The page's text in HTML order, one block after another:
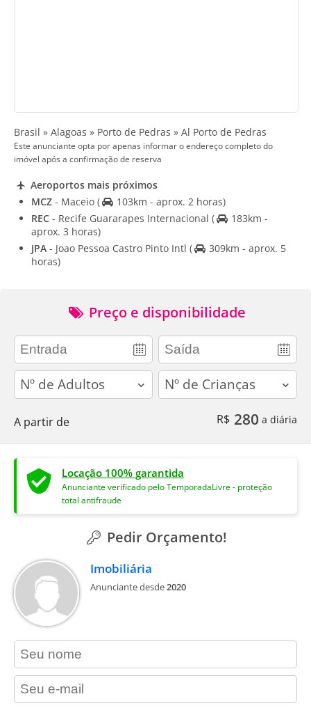
Brasil » Alagoas » Porto de Pedras » Al Porto de Pedras
Este anunciante opta por apenas informar o endereço completo do
imóvel após a confirmação de reserva
Aeroportos mais próximos
MCZ - Maceio (
103km - aprox. 2 horas)
REC - Recife Guararapes Internacional (
183km -
aprox. 3 horas)
JPA - Joao Pessoa Castro Pinto Intl (
309km - aprox. 5
horas)
Preço e disponibilidade
adults children
A partir de R$ 280 a diária
Locação 100% garantida
Anunciante verificado pelo TemporadaLivre - proteção
total antifraude
Pedir Orçamento!
Imobiliária
Anunciante desde2020
contact_name
contact_email